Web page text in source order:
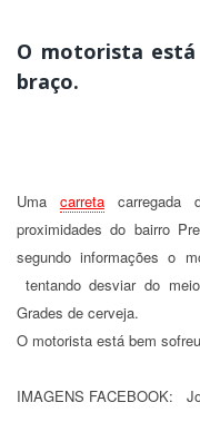
O motorista está
braço.
Uma carretacarregada
proximidades do bairro
segundo informações o
tentando desviar do
Grades de cerveja.
O motorista está bem
IMAGENS FACEBOOK: